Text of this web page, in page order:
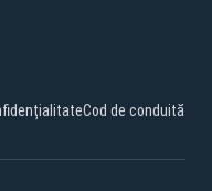
Cod de conduită